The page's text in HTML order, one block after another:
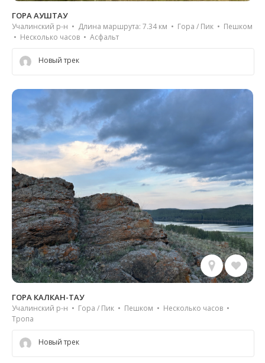
ГОРА АУШТАУ
Учалинский р-н • Длина маршрута: 7.34 км • Гора / Пик • Пешком
• Несколько часов • Асфальт
Новый трек
ГОРА КАЛКАН-ТАУ
Учалинский р-н • Гора / Пик • Пешком • Несколько часов •
Тропа
Новый трек